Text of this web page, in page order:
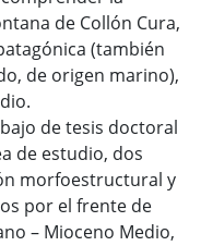
de Collón Cura,
(también
de origen marino),
de tesis doctoral
de estudio, dos
morfoestructural y
por el frente de
– Mioceno Medio,